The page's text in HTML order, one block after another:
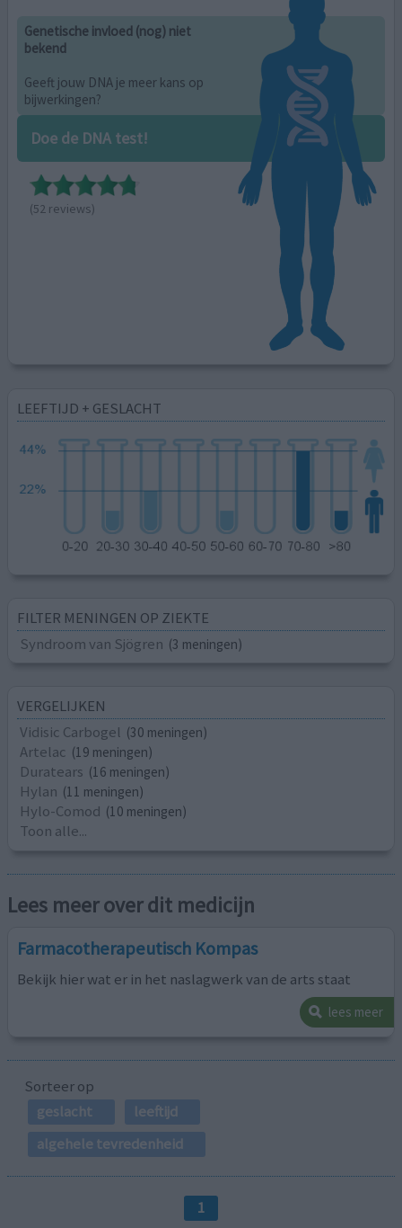
Genetische invloed (nog) niet
bekend
Geeft jouw DNA je meer kans op
bijwerkingen?
Doe de DNA test!
(52 reviews)
LEEFTIJD + GESLACHT
FILTER MENINGEN OP ZIEKTE
Syndroom van Sjögren (3 meningen)
VERGELIJKEN
Vidisic Carbogel (30 meningen)
Artelac (19 meningen)
Duratears (16 meningen)
Hylan (11 meningen)
Hylo-Comod (10 meningen)
Toon alle...
Lees meer over dit medicijn
Farmacotherapeutisch Kompas
Bekijk hier wat er in het naslagwerk van de arts staat
lees meer
Sorteer op
geslacht
leeftijd
algehele tevredenheid
1